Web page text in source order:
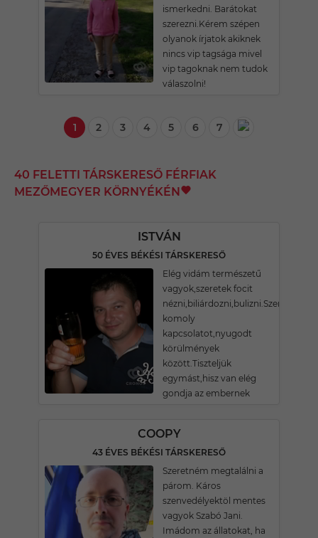
ismerkedni. Barátokat
szerezni.Kérem szépen
olyanok írjatok akiknek
nincs vip tagsága mivel
vip tagoknak nem tudok
válaszolni!
1 2 3 4 5 6 7
40 FELETTI TÁRSKERESŐ FÉRFIAK
MEZŐMEGYER KÖRNYÉKÉN
ISTVÁN
50 ÉVES BÉKÉSI TÁRSKERESŐ
Elég vidám természetű
vagyok,szeretek focit
nézni,biliárdozni,bulizni.Szeretnék
komoly
kapcsolatot,nyugodt
körülmények
között.Tiszteljük
egymást,hisz van elég
gondja az embernek
COOPY
43 ÉVES BÉKÉSI TÁRSKERESŐ
Szeretném megtalálni a
párom. Káros
szenvedélyektöl mentes
vagyok Szabó Jani.
Imádom az állatokat, ha